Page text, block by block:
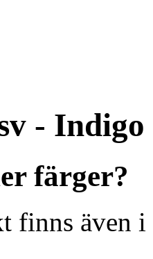
- Indigo
färger?
finns även